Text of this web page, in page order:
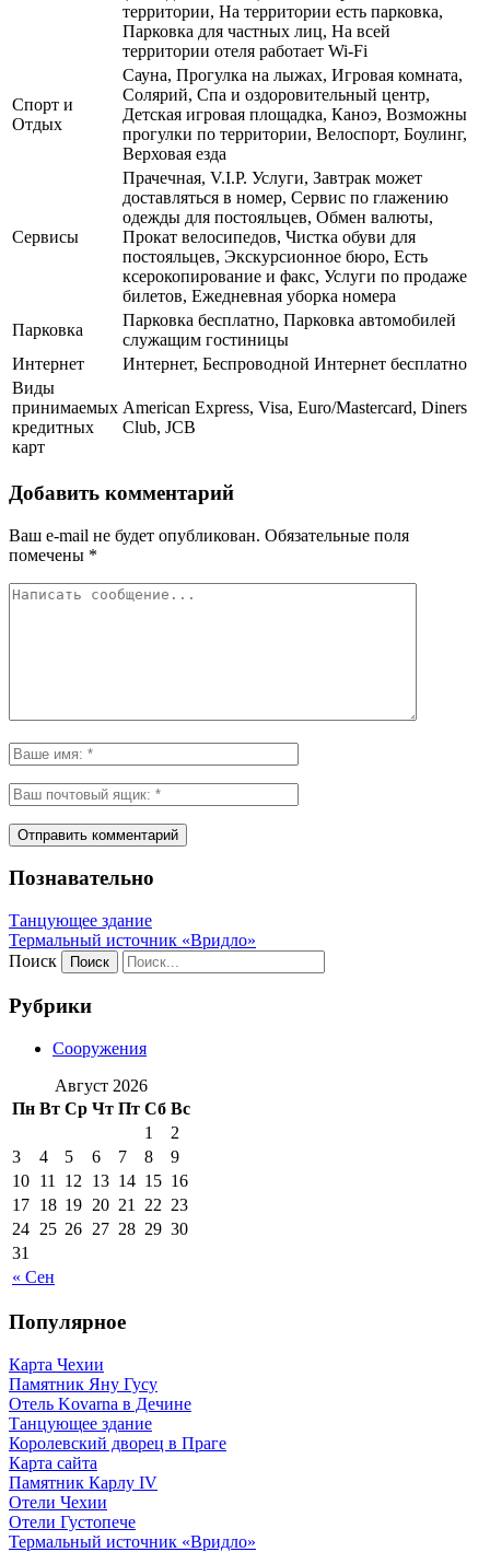
территории, На территории есть парковка,
Парковка для частных лиц, На всей
территории отеля работает Wi-Fi
Спорт и
Отдых
Сауна, Прогулка на лыжах, Игровая комната,
Солярий, Спа и оздоровительный центр,
Детская игровая площадка, Каноэ, Возможны
прогулки по территории, Велоспорт, Боулинг,
Верховая езда
Сервисы
Прачечная, V.I.P. Услуги, Завтрак может
доставляться в номер, Сервис по глажению
одежды для постояльцев, Обмен валюты,
Прокат велосипедов, Чистка обуви для
постояльцев, Экскурсионное бюро, Есть
ксерокопирование и факс, Услуги по продаже
билетов, Ежедневная уборка номера
Парковка
Парковка бесплатно, Парковка автомобилей
служащим гостиницы
Интернет
Интернет, Беспроводной Интернет бесплатно
Виды
принимаемых
кредитных
карт
American Express, Visa, Euro/Mastercard, Diners
Club, JCB
Добавить комментарий
Ваш e-mail не будет опубликован. Обязательные поля
помечены *
Познавательно
Танцующее здание
Термальный источник «Вридло»
Поиск
Рубрики
Сооружения
Август 2026
Пн Вт Ср Чт Пт Сб Вс
« Сен
1
2
3
4 5 6 7 8
9
10 11 12 13 14 15 16
17 18 19 20 21 22 23
24 25 26 27 28 29 30
31
Популярное
Карта Чехии
Памятник Яну Гусу
Отель Kovarna в Дечине
Танцующее здание
Королевский дворец в Праге
Карта сайта
Памятник Карлу IV
Отели Чехии
Отели Густопече
Термальный источник «Вридло»